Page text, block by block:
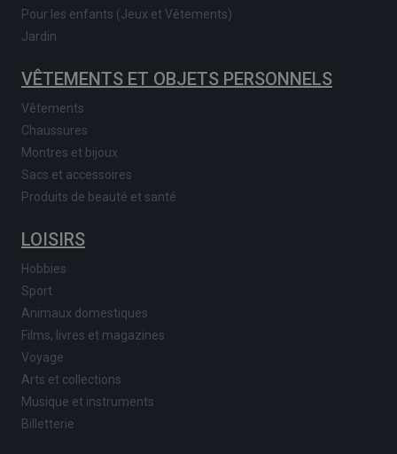
Pour les enfants (Jeux et Vêtements)
Jardin
VÊTEMENTS ET OBJETS PERSONNELS
Vêtements
Chaussures
Montres et bijoux
Sacs et accessoires
Produits de beauté et santé
LOISIRS
Hobbies
Sport
Animaux domestiques
Films, livres et magazines
Voyage
Arts et collections
Musique et instruments
Billetterie